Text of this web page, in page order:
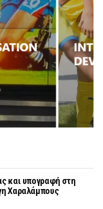
και υπογραφή στη
Χαραλάμπους